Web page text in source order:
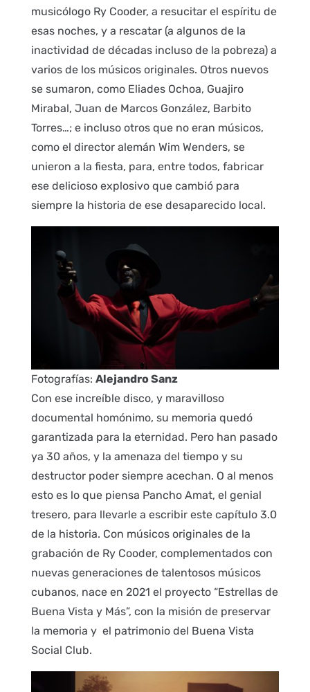
musicólogo Ry Cooder, a resucitar el espíritu de
esas noches, y a rescatar (a algunos de la
inactividad de décadas incluso de la pobreza) a
varios de los músicos originales. Otros nuevos
se sumaron, como Eliades Ochoa, Guajiro
Mirabal, Juan de Marcos González, Barbito
Torres…; e incluso otros que no eran músicos,
como el director alemán Wim Wenders, se
unieron a la fiesta, para, entre todos, fabricar
ese delicioso explosivo que cambió para
siempre la historia de ese desaparecido local.
Fotografías: Alejandro Sanz
Con ese increíble disco, y maravilloso
documental homónimo, su memoria quedó
garantizada para la eternidad. Pero han pasado
ya 30 años, y la amenaza del tiempo y su
destructor poder siempre acechan. O al menos
esto es lo que piensa Pancho Amat, el genial
tresero, para llevarle a escribir este capítulo 3.0
de la historia. Con músicos originales de la
grabación de Ry Cooder, complementados con
nuevas generaciones de talentosos músicos
cubanos, nace en 2021 el proyecto “Estrellas de
Buena Vista y Más”, con la misión de preservar
la memoria y el patrimonio del Buena Vista
Social Club.